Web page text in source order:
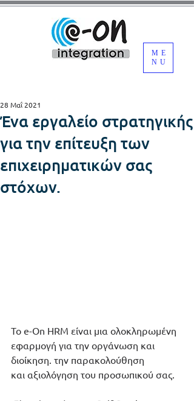
ME
NU
Ένα εργαλείο στρατηγικής
για την επίτευξη των
επιχειρηματικών σας
στόχων.
28 Μαΐ 2021
Το e-On HRM είναι μια ολοκληρωμένη
εφαρμογή για την οργάνωση και
διοίκηση. την παρακολούθηση
και αξιολόγηση του προσωπικού σας.